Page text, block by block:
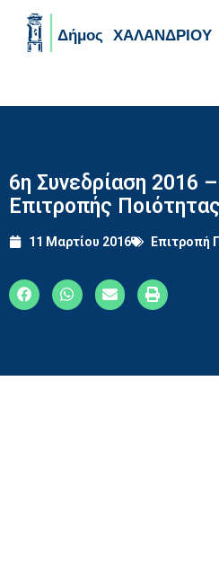
6η Συνεδρίαση 2016
Επιτροπής
11 Μαρτίου 2016 Επιτροπή